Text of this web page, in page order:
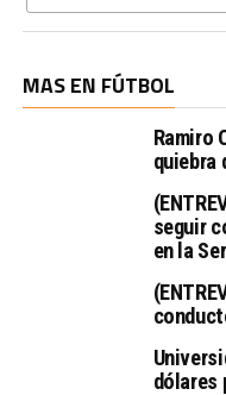
MAS EN FÚTBOL
Ramiro
quiebra
seguir
en la
dólares